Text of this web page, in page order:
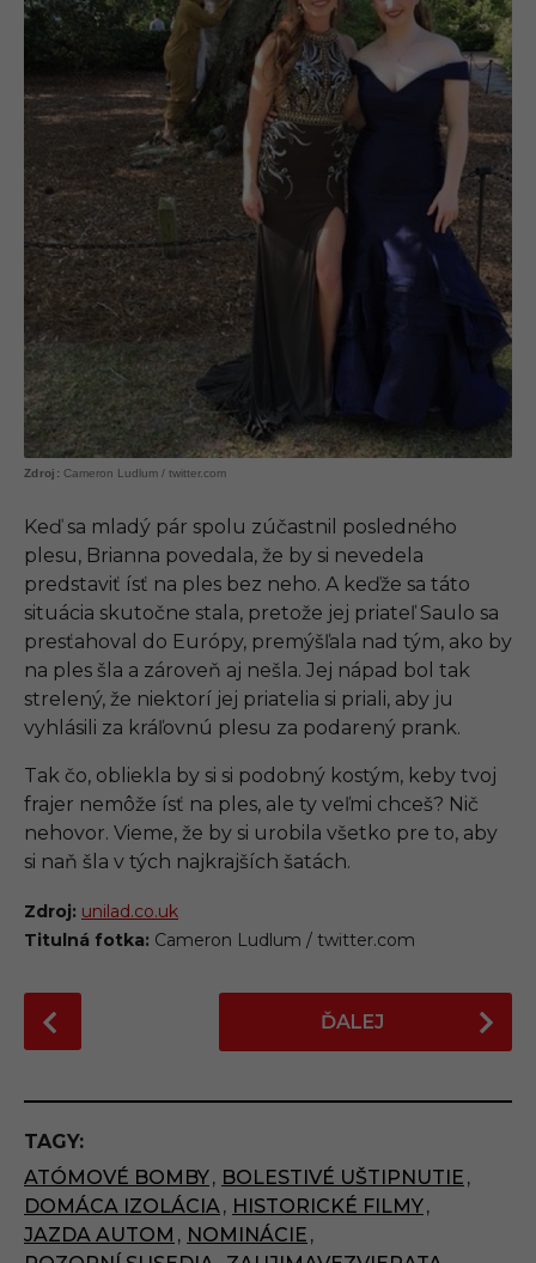
Cameron Ludlum / twitter.com
Keď sa mladý pár spolu zúčastnil posledného
plesu, Brianna povedala, že by si nevedela
predstaviť ísť na ples bez neho. A keďže sa táto
situácia skutočne stala, pretože jej priateľ Saulo sa
presťahoval do Európy, premýšľala nad tým, ako by
na ples šla a zároveň aj nešla. Jej nápad bol tak
strelený, že niektorí jej priatelia si priali, aby ju
vyhlásili za kráľovnú plesu za podarený prank.
Tak čo, obliekla by si si podobný kostým, keby tvoj
frajer nemôže ísť na ples, ale ty veľmi chceš? Nič
nehovor. Vieme, že by si urobila všetko pre to, aby
si naň šla v tých najkrajších šatách.
Zdroj: unilad.co.uk
Titulná fotka: Cameron Ludlum / twitter.com
o
t
P
a
g
i
ĎALEJ
TAGY:
ATÓMOVÉ BOMBY, BOLESTIVÉ UŠTIPNUTIE ,
DOMÁCA IZOLÁCIA, HISTORICKÉ FILMY,
JAZDA AUTOM , NOMINÁCIE ,